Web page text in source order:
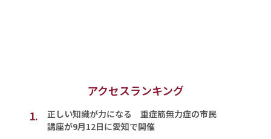
アクセスランキング
1.
正しい知識が力になる 重症筋無力症の市民
講座が9月12日に愛知で開催